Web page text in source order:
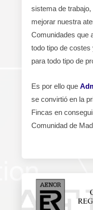
sistema de
mejorar nuestra
Comunidades que
todo tipo de
para todo tipo de
Es por ello que
se convirtió en la
Fincas en
Comunidad de